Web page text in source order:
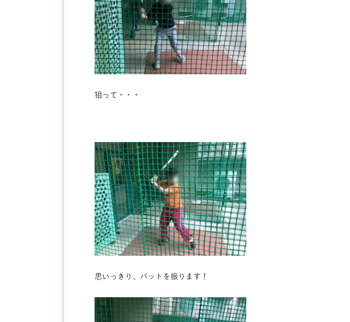
狙って・・・
思いっきり、バットを振ります！